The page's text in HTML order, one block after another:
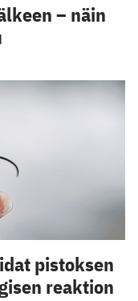
– näin
pistoksen
reaktion